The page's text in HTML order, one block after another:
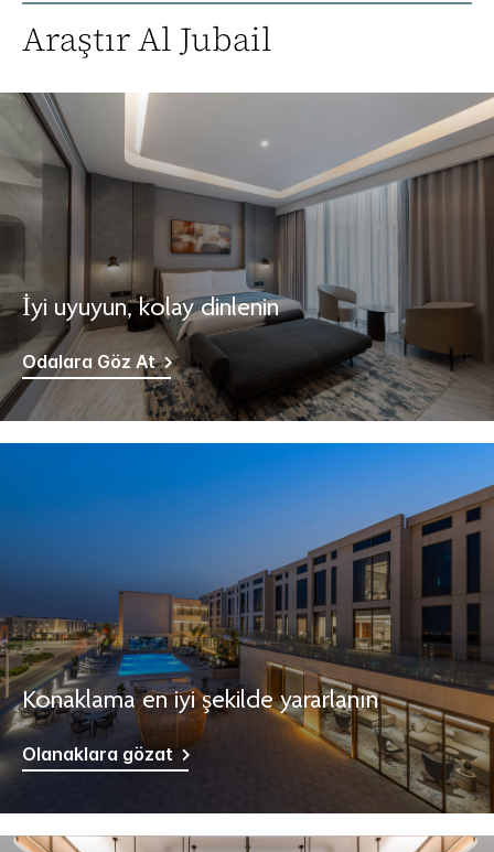
AraştırAl Jubail
İyi uyuyun, kolay dinlenin
Odalara Göz At
Konaklama en iyi şekilde yararlanın
Olanaklara gözat